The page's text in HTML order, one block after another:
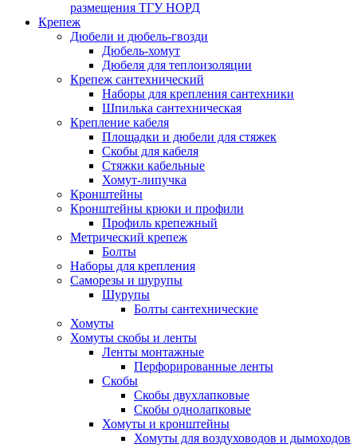
размещения ТГУ НОРД
Крепеж
Дюбели и дюбель-гвозди
Дюбель-хомут
Дюбеля для теплоизоляции
Крепеж сантехнический
Наборы для крепления сантехники
Шпилька сантехническая
Крепление кабеля
Площадки и дюбели для стяжек
Скобы для кабеля
Стяжки кабельные
Хомут-липучка
Кронштейны
Кронштейны крюки и профили
Профиль крепежный
Метрический крепеж
Болты
Наборы для крепления
Саморезы и шурупы
Шурупы
Болты сантехнические
Хомуты
Хомуты скобы и ленты
Ленты монтажные
Перфорированные ленты
Скобы
Скобы двухлапковые
Скобы однолапковые
Хомуты и кронштейны
Хомуты для воздуховодов и дымоходов